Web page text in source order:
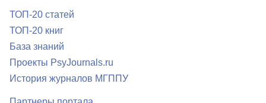
ТОП-20 статей
ТОП-20 книг
База знаний
Проекты PsyJournals.ru
История журналов МГППУ